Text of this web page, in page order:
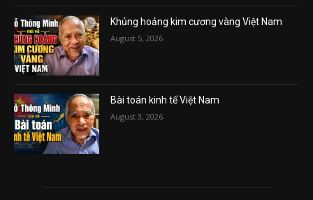
Khủng hoảng kim cương vàng Việt Nam
August 5, 2026
Bài toán kinh tế Việt Nam
August 3, 2026